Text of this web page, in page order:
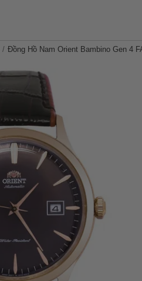
Đồng Hồ Nam Orient Bambino Gen 4